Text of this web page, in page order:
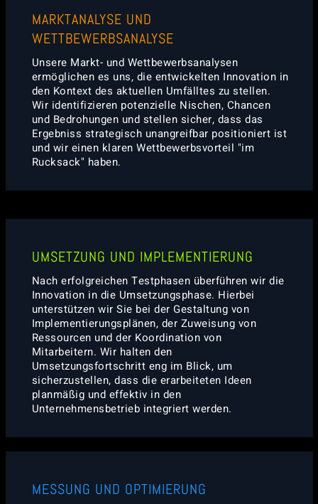
MARKTANALYSE UND
WETTBEWERBSANALYSE
Unsere Markt- und Wettbewerbsanalysen
ermöglichen es uns, die entwickelten Innovation in
den Kontext des aktuellen Umfälltes zu stellen.
Wir identifizieren potenzielle Nischen, Chancen
und Bedrohungen und stellen sicher, dass das
Ergebniss strategisch unangreifbar positioniert ist
und wir einen klaren Wettbewerbsvorteil "im
Rucksack" haben.
UMSETZUNG UND IMPLEMENTIERUNG
Nach erfolgreichen Testphasen überführen wir die
Innovation in die Umsetzungsphase. Hierbei
unterstützen wir Sie bei der Gestaltung von
Implementierungsplänen, der Zuweisung von
Ressourcen und der Koordination von
Mitarbeitern. Wir halten den
Umsetzungsfortschritt eng im Blick, um
sicherzustellen, dass die erarbeiteten Ideen
planmäßig und effektiv in den
Unternehmensbetrieb integriert werden.
MESSUNG UND OPTIMIERUNG